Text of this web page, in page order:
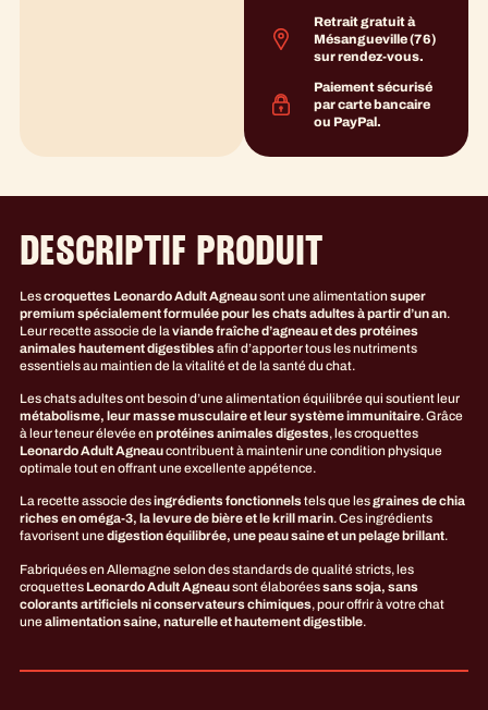
Retrait gratuit à
Mésangueville (76)
sur rendez-vous.
Paiement sécurisé
par carte bancaire
ou PayPal.
DESCRIPTIF PRODUIT
Lescroquettes Leonardo Adult Agneausont une alimentationsuper
premium spécialement formulée pour les chats adultes à partir d’un an.
Leur recette associe de la viande fraîche d’agneau et des protéines
animales hautement digestiblesafin d’apporter tous les nutriments
essentiels au maintien de la vitalité et de la santé du chat.
Les chats adultes ont besoin d’une alimentation équilibrée qui soutient leur
métabolisme, leur masse musculaire et leur système immunitaire. Grâce
à leur teneur élevée enprotéines animales digestes, les croquettes
Leonardo Adult Agneaucontribuent à maintenir une condition physique
optimale tout en offrant une excellente appétence.
La recette associe desingrédients fonctionnelstels que lesgraines de chia
riches en oméga-3, la levure de bière et le krill marin. Ces ingrédients
favorisent unedigestion équilibrée, une peau saine et un pelage brillant.
Fabriquées en Allemagne selon des standards de qualité stricts, les
croquettes Leonardo Adult Agneausont élaboréessans soja, sans
colorants artificiels ni conservateurs chimiques, pour offrir à votre chat
unealimentation saine, naturelle et hautement digestible.